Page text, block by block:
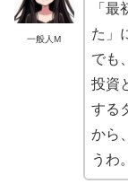
一般人M
「
た」
でも
投資
する
から
うわ。